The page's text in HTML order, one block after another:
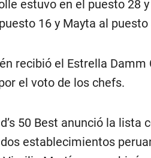
estuvo en el puesto 28
16 y Mayta al puesto
recibió el Estrella Damm
el voto de los chefs.
50 Best anunció la lista
establecimientos